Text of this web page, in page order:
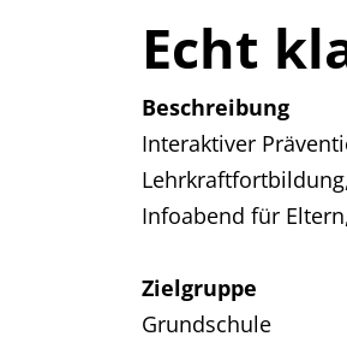
Echt
Beschreibung
Interaktiver
Infoabend für
Zielgruppe
Grundschule